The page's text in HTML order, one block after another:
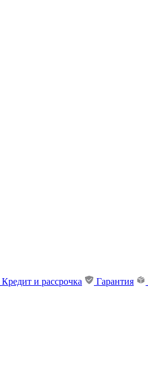
Кредит и рассрочка Гарантия